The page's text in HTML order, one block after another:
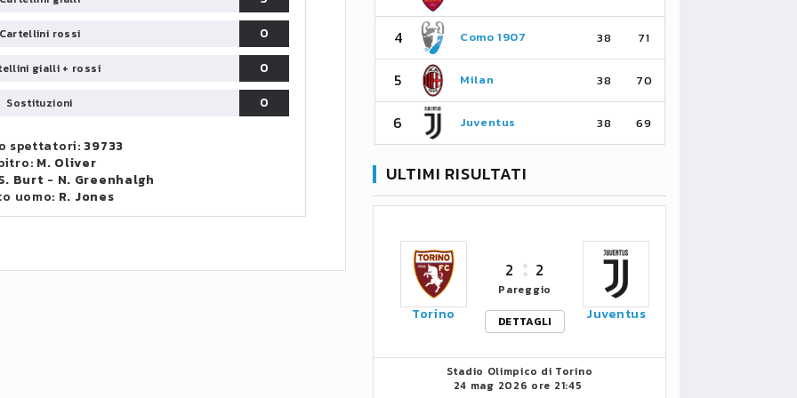
Cartellini rossi
0
gialli + rossi
0
Sostituzioni 0
spettatori: 39733
M. Oliver
Burt - N. Greenhalgh
uomo: R. Jones
59 4
38
4 Como 1907 38 71
5 Milan 38 70
6 Juventus 38 69
ULTIMI RISULTATI
Torino
2 2
Pareggio
DETTAGLI
Juventus
Stadio Olimpico di Torino
24 mag 2026 ore 21:45